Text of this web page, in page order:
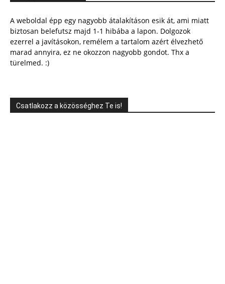
A weboldal épp egy nagyobb átalakításon esik át, ami miatt
biztosan belefutsz majd 1-1 hibába a lapon. Dolgozok
ezerrel a javításokon, remélem a tartalom azért élvezhető
marad annyira, ez ne okozzon nagyobb gondot. Thx a
türelmed. :)
Csatlakozz a közösséghez Te is!